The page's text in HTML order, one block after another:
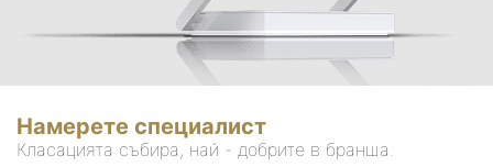
Намерете специалист
Класацията събира, най - добрите в бранша.